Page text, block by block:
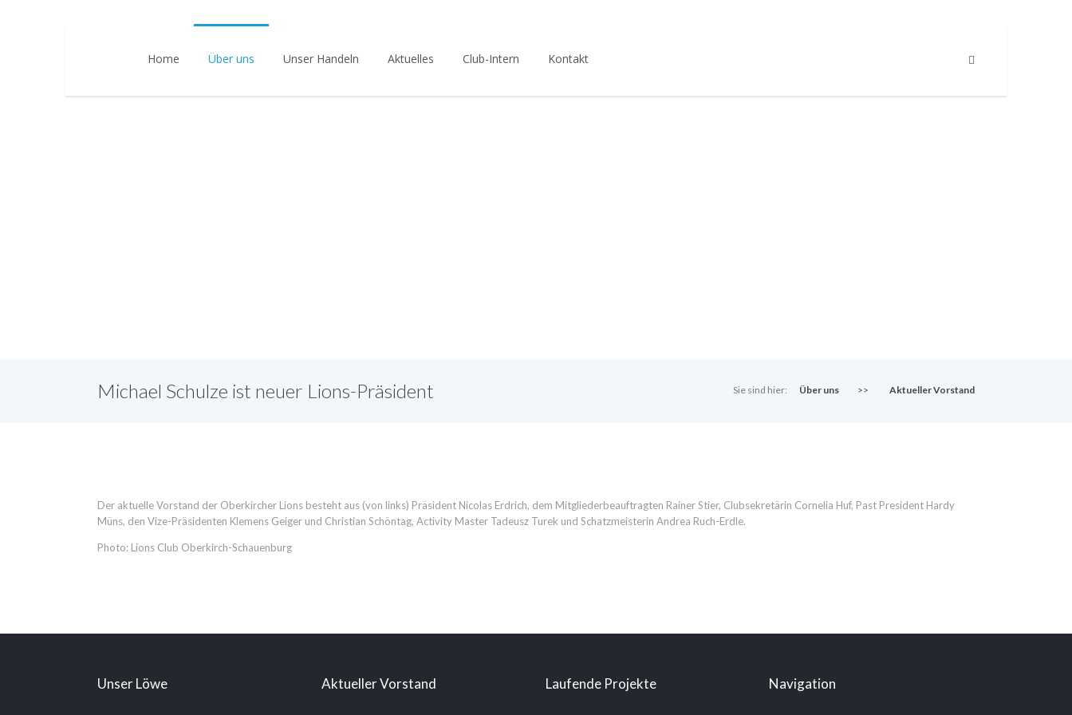
Home Über uns Unser Handeln Aktuelles Club-Intern Kontakt
Michael Schulze ist neuer Lions-Präsident Sie sind hier: Über uns >> Aktueller Vorstand
Der aktuelle Vorstand der Oberkircher Lions besteht aus (von links) Präsident Nicolas Erdrich, dem Mitgliederbeauftragten Rainer Stier, Clubsekretärin Cornelia Huf, Past President Hardy
Müns, den Vize-Präsidenten Klemens Geiger und Christian Schöntag, Activity Master Tadeusz Turek und Schatzmeisterin Andrea Ruch-Erdle.
Photo: Lions Club Oberkirch-Schauenburg
Unser Löwe Aktueller Vorstand Laufende Projekte Navigation